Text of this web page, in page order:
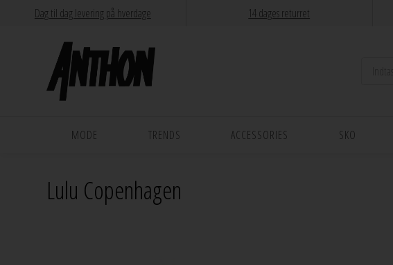
Dag til dag levering på hverdage 14 dages returret
MODE TRENDS ACCESSORIES SKO
Lulu Copenhagen